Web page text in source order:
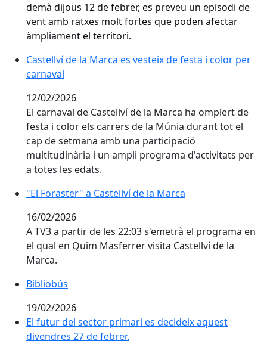
demà dijous 12 de febrer, es preveu un episodi de
vent amb ratxes molt fortes que poden afectar
àmpliament el territori.
Castellví de la Marca es vesteix de festa i color per
Castellví de la Marca es vesteix de festa i color per
carnaval
12/02/2026
El carnaval de Castellví de la Marca ha omplert de
festa i color els carrers de la Múnia durant tot el
cap de setmana amb una participació
multitudinària i un ampli programa d'activitats per
a totes les edats.
"El Foraster" a Castellví de la Marca
16/02/2026
A TV3 a partir de les 22:03 s'emetrà el programa en
el qual en Quim Masferrer visita Castellví de la
Marca.
Bibliobús
19/02/2026
El futur del sector primari es decideix aquest
El futur del sector primari es decideix aquest
divendres 27 de febrer.